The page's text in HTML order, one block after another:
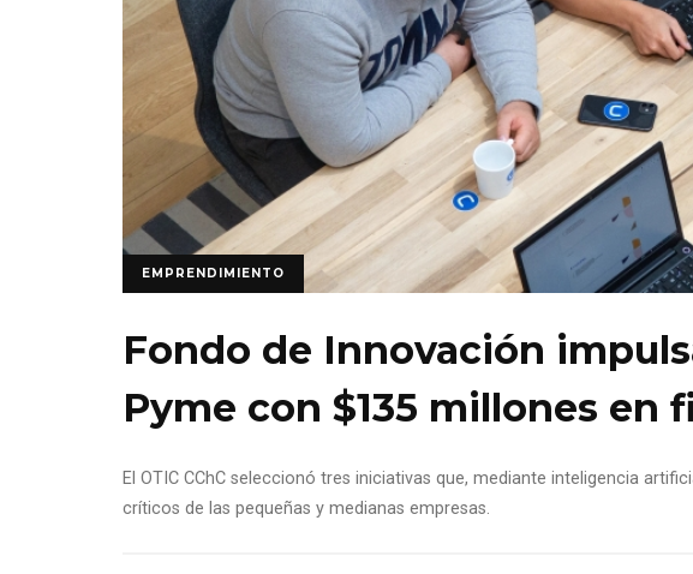
EMPRENDIMIENTO
Fondo de Innovación
Pyme con $135 millones en
El OTIC CChC seleccionó tres iniciativas que, mediante inteligencia
críticos de las pequeñas y medianas empresas.